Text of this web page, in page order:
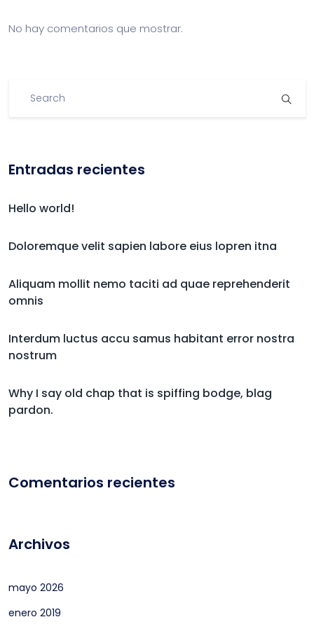
No hay comentarios que mostrar.
Entradas recientes
Hello world!
Doloremque velit sapien labore eius lopren itna
Aliquam mollit nemo taciti ad quae reprehenderit
omnis
Interdum luctus accu samus habitant error nostra
nostrum
Why I say old chap that is spiffing bodge, blag
pardon.
Comentarios recientes
Archivos
mayo 2026
enero 2019